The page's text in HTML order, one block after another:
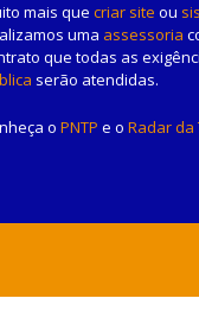
mais que criar site ou
uma assessoria
que todas as
serão atendidas.
o PNTP e o Radar da